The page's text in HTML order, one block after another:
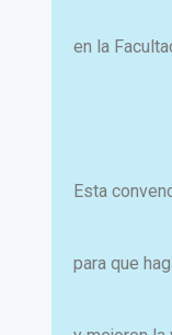
en la
Esta
para que